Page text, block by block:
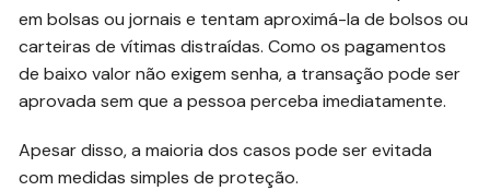
em bolsas ou jornais e tentam aproximá-la de bolsos ou
carteiras de vítimas distraídas. Como os pagamentos
de baixo valor não exigem senha, a transação pode ser
aprovada sem que a pessoa perceba imediatamente.
Apesar disso, a maioria dos casos pode ser evitada
com medidas simples de proteção.